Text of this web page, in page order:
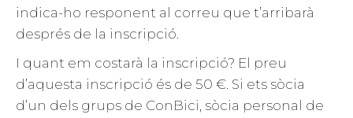
indica-ho responent al correu que t’arribarà
després de la inscripció.
I quant em costarà la inscripció? El preu
d’aquesta inscripció és de 50 €. Si ets sòcia
d’un dels grups de ConBici, sòcia personal de